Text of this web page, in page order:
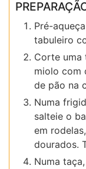
Pré-
tabuleiro
Corte uma
miolo com
de pão na
Numa
salteie o
em
dourados.
Numa